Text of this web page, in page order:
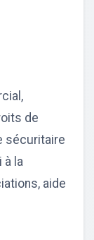
de
sécuritaire
à la
aide